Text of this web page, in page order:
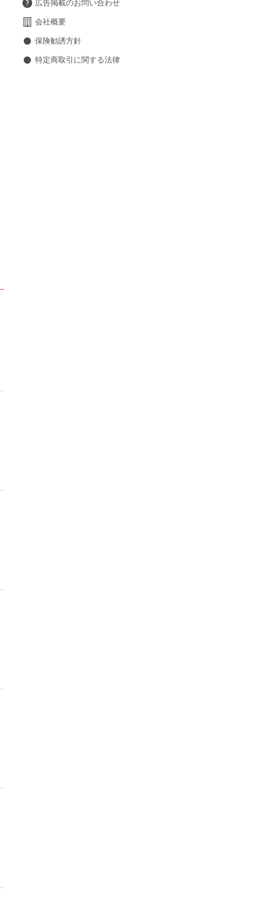
広告掲載のお問い合わせ
会社概要
保険勧誘方針
特定商取引に関する法律